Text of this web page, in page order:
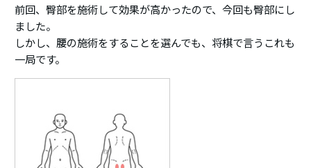
前回、臀部を施術して効果が高かったので、今回も臀部にし
ました。
しかし、腰の施術をすることを選んでも、将棋で言うこれも
一局です。